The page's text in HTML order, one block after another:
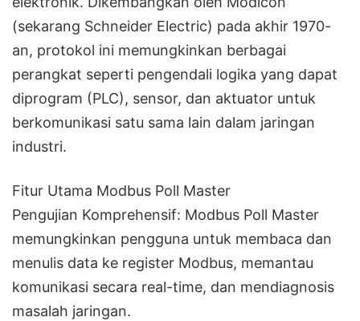
(sekarang Schneider Electric) pada akhir 1970-
an, protokol ini memungkinkan berbagai
perangkat seperti pengendali logika yang dapat
diprogram (PLC), sensor, dan aktuator untuk
berkomunikasi satu sama lain dalam jaringan
industri.
Fitur Utama Modbus Poll Master
Pengujian Komprehensif: Modbus Poll Master
memungkinkan pengguna untuk membaca dan
menulis data ke register Modbus, memantau
komunikasi secara real-time, dan mendiagnosis
masalah jaringan.